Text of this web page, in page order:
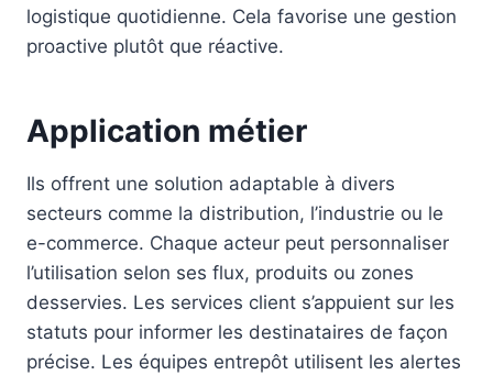
logistique quotidienne. Cela favorise une gestion
proactive plutôt que réactive.
Application métier
Ils offrent une solution adaptable à divers
secteurs comme la distribution, l’industrie ou le
e-commerce. Chaque acteur peut personnaliser
l’utilisation selon ses flux, produits ou zones
desservies. Les services client s’appuient sur les
statuts pour informer les destinataires de façon
précise. Les équipes entrepôt utilisent les alertes